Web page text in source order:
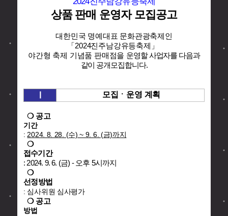
상품 판매 운영자 모집공고
대한민국 명예대표 문화관광축제인
「2024진주남강유등축제」
야간형 축제 기념품 판매점을 운영할 사업자를 다음과
같이 공개모집합니다.
모집ㆍ운영 계획
❍ 공고
기간
: 2024. 8. 28. (수) ~ 9. 6. (금)까지
❍
접수기간
: 2024. 9. 6. (금) - 오후 5시까지
❍
선정방법
: 심사위원 심사평가
❍ 공고
방법